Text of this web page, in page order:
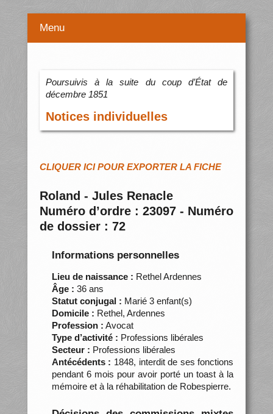
Menu
Poursuivis à la suite du coup d’État de
décembre 1851
Notices individuelles
CLIQUER ICI POUR EXPORTER LA FICHE
Roland - Jules Renacle
Numéro d’ordre : 23097 - Numéro
de dossier : 72
Informations personnelles
Lieu de naissance : Rethel Ardennes
Âge : 36 ans
Statut conjugal : Marié 3 enfant(s)
Domicile : Rethel, Ardennes
Profession : Avocat
Type d’activité : Professions libérales
Secteur : Professions libérales
Antécédents : 1848, interdit de ses fonctions
pendant 6 mois pour avoir porté un toast à la
mémoire et à la réhabilitation de Robespierre.